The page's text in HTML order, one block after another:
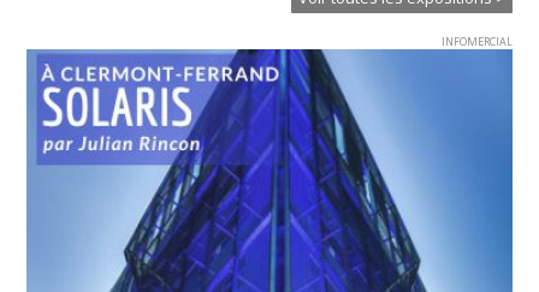
INFOMERCIAL